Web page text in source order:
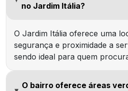
no Jardim Itália?
O Jardim Itália oferece uma
segurança e proximidade a
sendo ideal para quem
O bairro oferece áreas